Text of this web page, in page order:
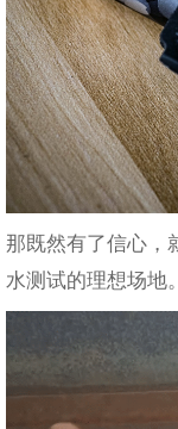
那既然有了信心，
水测试的理想场地。